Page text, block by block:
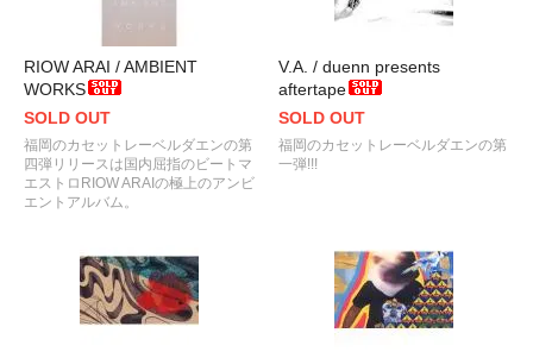
RIOW ARAI / AMBIENT
WORKS
SOLD OUT
福岡のカセットレーベルダエンの第
四弾リリースは国内屈指のビートマ
エストロRIOW ARAIの極上のアンビ
エントアルバム。
V.A. / duenn presents
aftertape
SOLD OUT
福岡のカセットレーベルダエンの第
一弾!!!